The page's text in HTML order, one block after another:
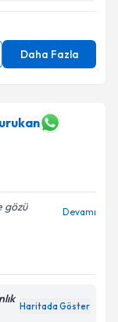
Daha Fazla
gözü
Devamı
Haritada Göster